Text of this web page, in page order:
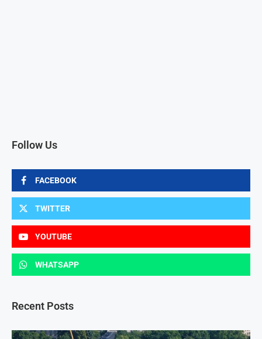
Follow Us
FACEBOOK
TWITTER
YOUTUBE
WHATSAPP
Recent Posts